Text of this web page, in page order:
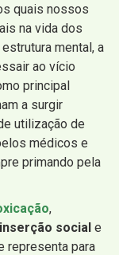
quais nossos
na vida dos
mental, a
ao vício
principal
a surgir
utilização de
médicos e
primando pela
,
social e
representa para